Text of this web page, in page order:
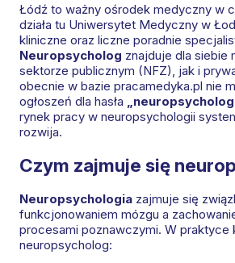
Łódź to ważny ośrodek medyczny w
działa tu Uniwersytet Medyczny w
kliniczne oraz liczne poradnie
Neuropsycholog znajduje dla siebie
sektorze publicznym (NFZ), jak i
obecnie w bazie pracamedyka.pl nie
ogłoszeń dla hasła
rynek pracy w neuropsychologii
rozwija.
Czym zajmuje się
Neuropsychologia zajmuje się
funkcjonowaniem mózgu a
procesami poznawczymi. W praktyce
neuropsycholog: